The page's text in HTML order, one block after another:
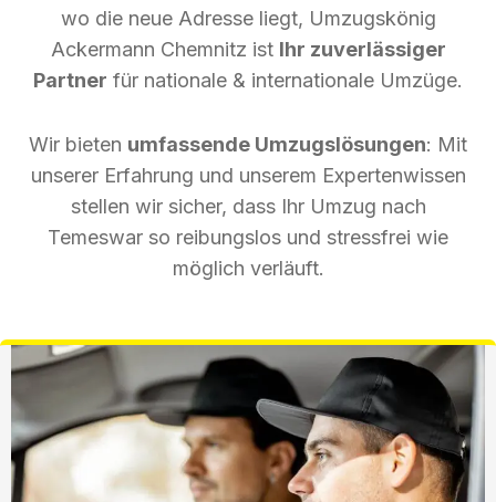
wo die neue Adresse liegt, Umzugskönig
Ackermann Chemnitz ist Ihr zuverlässiger
Partner für nationale & internationale Umzüge.
Wir bieten umfassende Umzugslösungen: Mit
unserer Erfahrung und unserem Expertenwissen
stellen wir sicher, dass Ihr Umzug nach
Temeswar so reibungslos und stressfrei wie
möglich verläuft.